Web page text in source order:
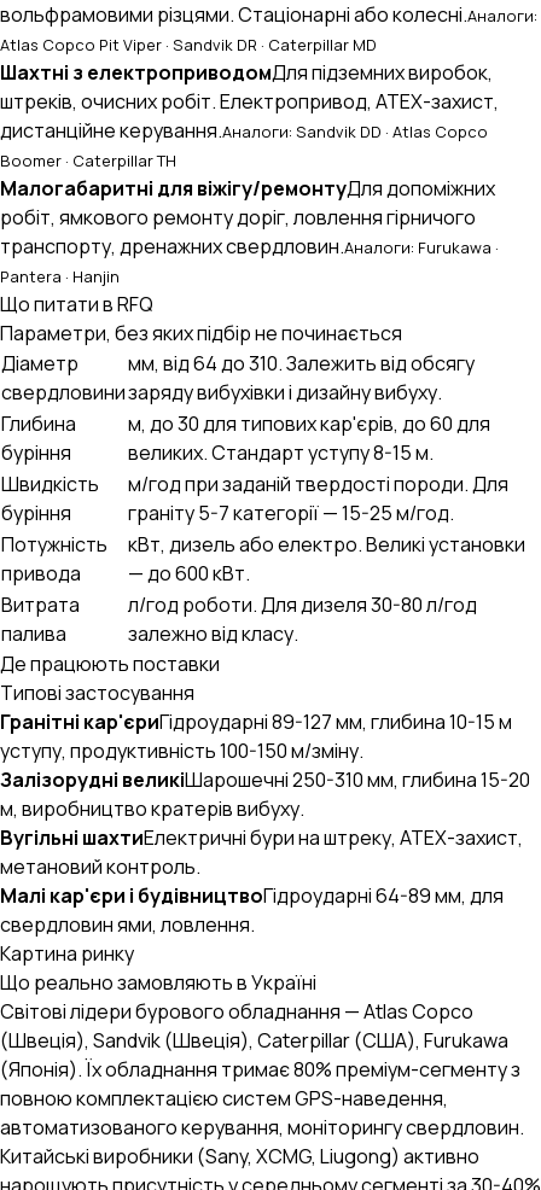
вольфрамовими різцями. Стаціонарні або колесні.Аналоги:
Atlas Copco Pit Viper · Sandvik DR · Caterpillar MD
Шахтні з електроприводомДля підземних виробок,
штреків, очисних робіт. Електропривод, ATEX-захист,
дистанційне керування.Аналоги: Sandvik DD · Atlas Copco
Boomer · Caterpillar TH
Малогабаритні для віжігу/ремонтуДля допоміжних
робіт, ямкового ремонту доріг, ловлення гірничого
транспорту, дренажних свердловин.Аналоги: Furukawa ·
Pantera · Hanjin
Що питати в RFQ
Параметри, без яких підбір не починається
Діаметр
свердловини
мм, від 64 до 310. Залежить від обсягу
заряду вибухівки і дизайну вибуху.
Глибина
буріння
м, до 30 для типових кар'єрів, до 60 для
великих. Стандарт уступу 8-15 м.
Швидкість
буріння
м/год при заданій твердості породи. Для
граніту 5-7 категорії — 15-25 м/год.
Потужність
привода
кВт, дизель або електро. Великі установки
— до 600 кВт.
Витрата
палива
л/год роботи. Для дизеля 30-80 л/год
залежно від класу.
Де працюють поставки
Типові застосування
Гранітні кар'єриГідроударні 89-127 мм, глибина 10-15 м
уступу, продуктивність 100-150 м/зміну.
Залізорудні великіШарошечні 250-310 мм, глибина 15-20
м, виробництво кратерів вибуху.
Вугільні шахтиЕлектричні бури на штреку, ATEX-захист,
метановий контроль.
Малі кар'єри і будівництвоГідроударні 64-89 мм, для
свердловин ями, ловлення.
Картина ринку
Що реально замовляють в Україні
Світові лідери бурового обладнання — Atlas Copco
(Швеція), Sandvik (Швеція), Caterpillar (США), Furukawa
(Японія). Їх обладнання тримає 80% преміум-сегменту з
повною комплектацією систем GPS-наведення,
автоматизованого керування, моніторингу свердловин.
Китайські виробники (Sany, XCMG, Liugong) активно
AI-стратег B2B.engineer
Промислові закупівлі, RFQ, тендери, ВЕД
ОЧИСТИТИ ×